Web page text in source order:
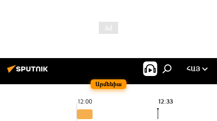
Արմենիա
ՀԱՅ
12:00 12:33